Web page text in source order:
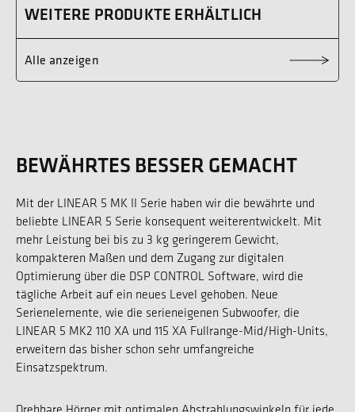
WEITERE PRODUKTE ERHÄLTLICH
Alle anzeigen
BEWÄHRTES BESSER GEMACHT
Mit der LINEAR 5 MK II Serie haben wir die bewährte und
beliebte LINEAR 5 Serie konsequent weiterentwickelt. Mit
mehr Leistung bei bis zu 3 kg geringerem Gewicht,
kompakteren Maßen und dem Zugang zur digitalen
Optimierung über die DSP CONTROL Software, wird die
tägliche Arbeit auf ein neues Level gehoben. Neue
Serienelemente, wie die serieneigenen Subwoofer, die
LINEAR 5 MK2 110 XA und 115 XA Fullrange-Mid/High-Units,
erweitern das bisher schon sehr umfangreiche
Einsatzspektrum.